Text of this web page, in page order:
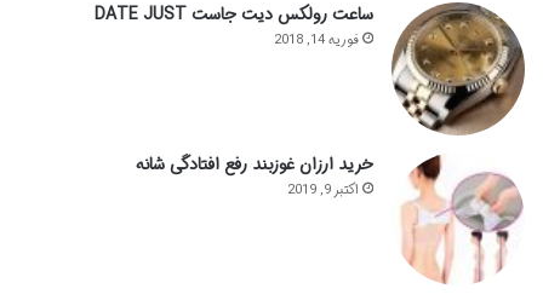
ساعت رولکس دیت جاست DATE JUST
فوریه 14, 2018
خرید ارزان غوزبند رفع افتادگی شانه
اکتبر 9, 2019